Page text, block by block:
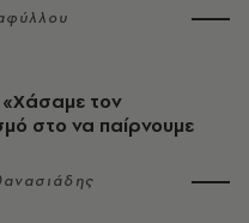
τον
στο να παίρνουμε